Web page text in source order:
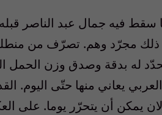
فيه جمال عبد الناصر
ذلك مجرّد وهم. تصرّف من
العربي يعاني منها حتّى اليوم.
يمكن أن يتحرّر يوما. على